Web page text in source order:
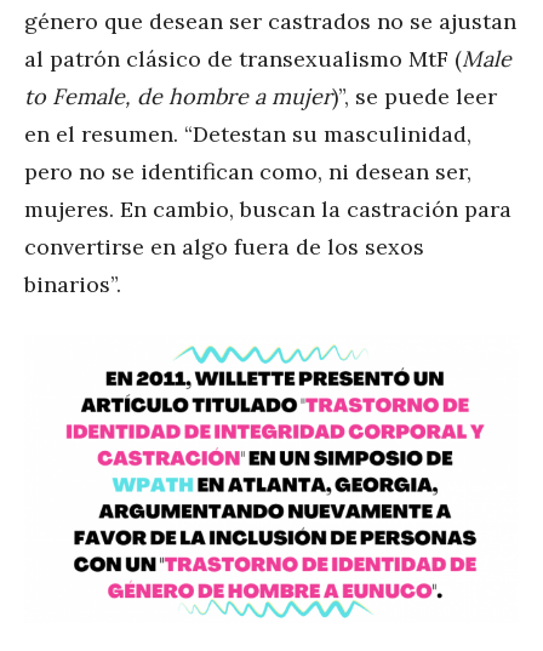
género que desean ser castrados no se ajustan
al patrón clásico de transexualismo MtF (Male
to Female, de hombre a mujer)”, se puede leer
en el resumen. “Detestan su masculinidad,
pero no se identifican como, ni desean ser,
mujeres. En cambio, buscan la castración para
convertirse en algo fuera de los sexos
binarios”.